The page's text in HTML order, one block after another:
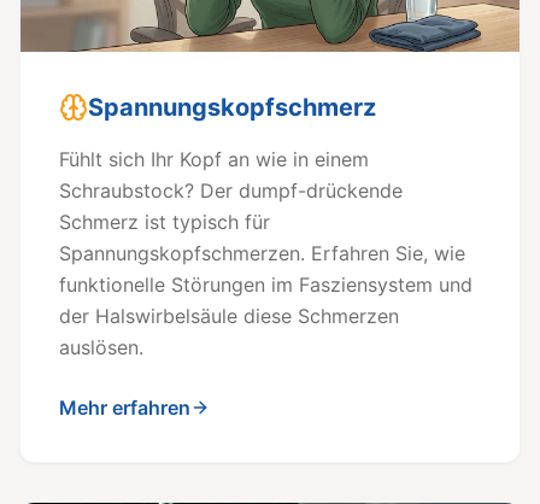
Spannungskopfschmerz
Fühlt sich Ihr Kopf an wie in einem
Schraubstock? Der dumpf-drückende
Schmerz ist typisch für
Spannungskopfschmerzen. Erfahren Sie, wie
funktionelle Störungen im Fasziensystem und
der Halswirbelsäule diese Schmerzen
auslösen.
Mehr erfahren